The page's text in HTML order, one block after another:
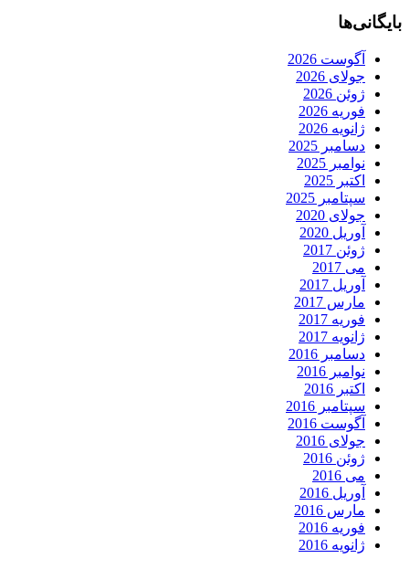
بایگانی‌ها
آگوست 2026
جولای 2026
ژوئن 2026
فوریه 2026
ژانویه 2026
دسامبر 2025
نوامبر 2025
اکتبر 2025
سپتامبر 2025
جولای 2020
آوریل 2020
ژوئن 2017
می 2017
آوریل 2017
مارس 2017
فوریه 2017
ژانویه 2017
دسامبر 2016
نوامبر 2016
اکتبر 2016
سپتامبر 2016
آگوست 2016
جولای 2016
ژوئن 2016
می 2016
آوریل 2016
مارس 2016
فوریه 2016
ژانویه 2016